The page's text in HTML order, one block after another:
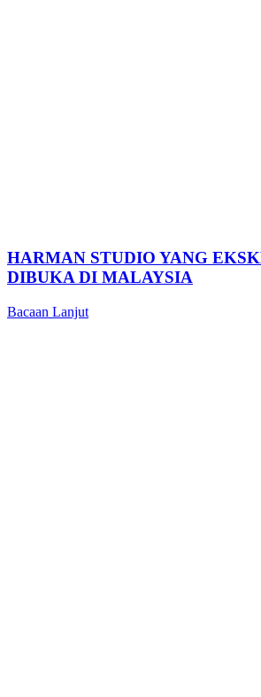
HARMAN STUDIO YANG
DIBUKA DI MALAYSIA
Bacaan Lanjut